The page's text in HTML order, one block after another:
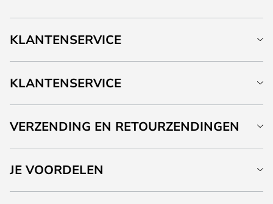
KLANTENSERVICE
KLANTENSERVICE
VERZENDING EN RETOURZENDINGEN
JE VOORDELEN